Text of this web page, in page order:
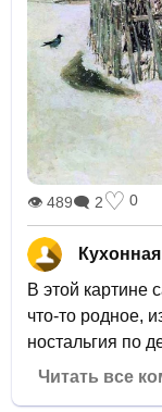
👁 489🗨 2♡ 0
Кухонная
В этой картине
что-то родное,
ностальгия по
Читать все